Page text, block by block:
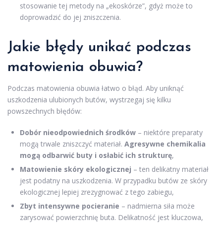
stosowanie tej metody na „ekoskórze”, gdyż może to
doprowadzić do jej zniszczenia.
Jakie błędy unikać podczas
matowienia obuwia?
Podczas matowienia obuwia łatwo o błąd. Aby uniknąć
uszkodzenia ulubionych butów, wystrzegaj się kilku
powszechnych błędów:
Dobór nieodpowiednich środków – niektóre preparaty
mogą trwale zniszczyć materiał. Agresywne chemikalia
mogą odbarwić buty i osłabić ich strukturę,
Matowienie skóry ekologicznej – ten delikatny materiał
jest podatny na uszkodzenia. W przypadku butów ze skóry
ekologicznej lepiej zrezygnować z tego zabiegu,
Zbyt intensywne pocieranie – nadmierna siła może
zarysować powierzchnię buta. Delikatność jest kluczowa,